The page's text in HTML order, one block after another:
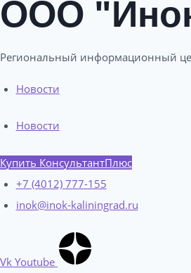
ООО
Региональный информационный
Новости
Новости
Купить КонсультантПлюс
+7 (4012) 777-155
inok@inok-kaliningrad.ru
Vk Youtube